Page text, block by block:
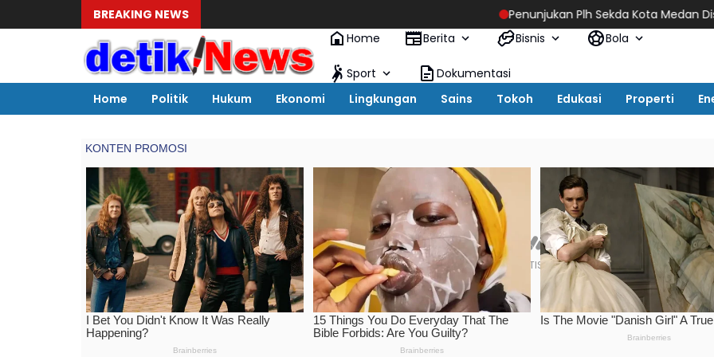
BREAKING NEWS Penunjukan Plh Sekda Kota Medan Disorot, Adi
Home
Berita Bisnis Bola
Sport
Dokumentasi
Home
Politik Hukum Ekonomi Lingkungan Sains Tokoh Edukasi Properti